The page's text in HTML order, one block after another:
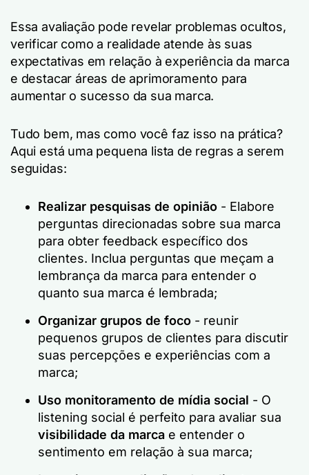
Essa avaliação pode revelar problemas ocultos,
verificar como a realidade atende às suas
expectativas em relação à experiência da marca
e destacar áreas de aprimoramento para
aumentar o sucesso da sua marca.
Tudo bem, mas como você faz isso na prática?
Aqui está uma pequena lista de regras a serem
seguidas:
Realizar pesquisas de opinião - Elabore
perguntas direcionadas sobre sua marca
para obter feedback específico dos
clientes. Inclua perguntas que meçam a
lembrança da marca para entender o
quanto sua marca é lembrada;
Organizar grupos de foco - reunir
pequenos grupos de clientes para discutir
suas percepções e experiências com a
marca;
Uso monitoramento de mídia social - O
listening social é perfeito para avaliar sua
visibilidade da marca e entender o
sentimento em relação à sua marca;